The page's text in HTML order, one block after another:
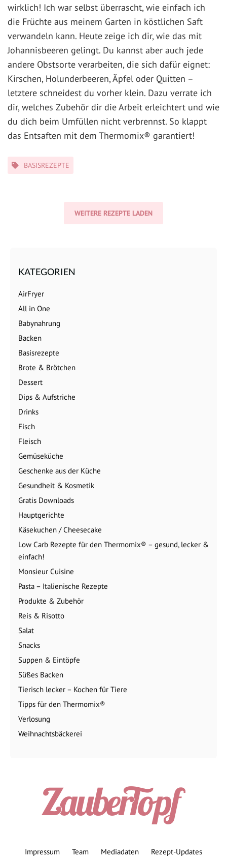
wirklich! Ich war selbst überrascht, wie einfach ich
die Früchte aus meinem Garten in köstlichen Saft
verwandeln kann. Heute zeige ich dir, wie das mit
Johannisbeeren gelingt. Du kannst aber auch jede
andere Obstsorte verarbeiten, die sich dafür eignet:
Kirschen, Holunderbeeren, Äpfel oder Quitten –
letztere schneidest du vorher klein. Dazu verrate ich
dir, welches Zubehör dir die Arbeit erleichtert und wie
du dich beim Umfüllen nicht verbrennst. So klappt
das Entsaften mit dem Thermomix® garantiert!
Kategorien
BASISREZEPTE
WEITERE REZEPTE LADEN
KATEGORIEN
AirFryer
All in One
Babynahrung
Backen
Basisrezepte
Brote & Brötchen
Dessert
Dips & Aufstriche
Drinks
Fisch
Fleisch
Gemüseküche
Geschenke aus der Küche
Gesundheit & Kosmetik
Gratis Downloads
Hauptgerichte
Käsekuchen / Cheesecake
Low Carb Rezepte für den Thermomix® – gesund, lecker &
einfach!
Monsieur Cuisine
Pasta – Italienische Rezepte
Produkte & Zubehör
Reis & Risotto
Salat
Snacks
Suppen & Eintöpfe
Süßes Backen
Tierisch lecker – Kochen für Tiere
Tipps für den Thermomix®
Verlosung
Weihnachtsbäckerei
Impressum Team Mediadaten Rezept-Updates